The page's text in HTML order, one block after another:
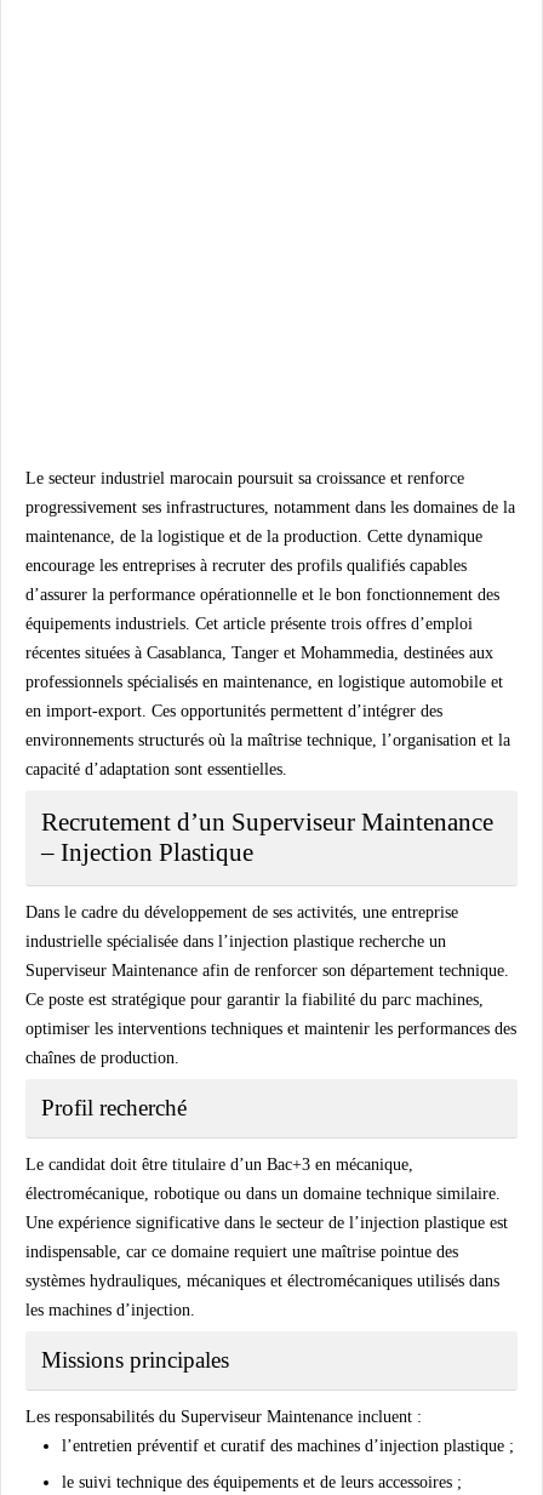
Le secteur industriel marocain poursuit sa croissance et renforce
progressivement ses infrastructures, notamment dans les domaines de la
maintenance, de la logistique et de la production. Cette dynamique
encourage les entreprises à recruter des profils qualifiés capables
d’assurer la performance opérationnelle et le bon fonctionnement des
équipements industriels. Cet article présente trois offres d’emploi
récentes situées à Casablanca, Tanger et Mohammedia, destinées aux
professionnels spécialisés en maintenance, en logistique automobile et
en import-export. Ces opportunités permettent d’intégrer des
environnements structurés où la maîtrise technique, l’organisation et la
capacité d’adaptation sont essentielles.
Recrutement d’un Superviseur Maintenance
– Injection Plastique
Dans le cadre du développement de ses activités, une entreprise
industrielle spécialisée dans l’injection plastique recherche un
Superviseur Maintenance afin de renforcer son département technique.
Ce poste est stratégique pour garantir la fiabilité du parc machines,
optimiser les interventions techniques et maintenir les performances des
chaînes de production.
Profil recherché
Le candidat doit être titulaire d’un Bac+3 en mécanique,
électromécanique, robotique ou dans un domaine technique similaire.
Une expérience significative dans le secteur de l’injection plastique est
indispensable, car ce domaine requiert une maîtrise pointue des
systèmes hydrauliques, mécaniques et électromécaniques utilisés dans
les machines d’injection.
Missions principales
Les responsabilités du Superviseur Maintenance incluent :
l’entretien préventif et curatif des machines d’injection plastique ;
le suivi technique des équipements et de leurs accessoires ;